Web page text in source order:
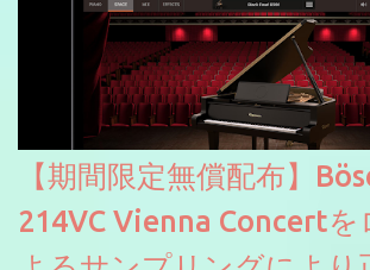
【期間限定無償配布】
214VC Vienna Concertを